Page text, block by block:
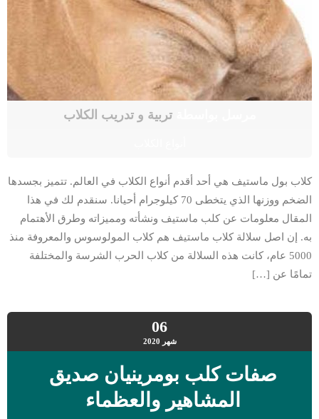
مرسل بواسطةتربية و تدريب الكلاب
كلاب بول ماستيف هي أحد أقدم أنواع الكلاب في العالم. تتميز بجسدها
الضخم ووزنها الذي يتخطى 70 كيلوجرام أحيانا. سنقدم لك في هذا
المقال معلومات عن كلب ماستيف ونشأته ومميزاته وطرق الأهتمام
به. إن اصل سلالة كلاب ماستيف هم كلاب المولوسوس والمعروفة منذ
5000 عام، كانت هذه السلالة من كلاب الحرب الشرسة والمختلفة
تمامًا عن […]
06
شهر 2020
صفات كلب بومرينيان صديق
المشاهير والعظماء